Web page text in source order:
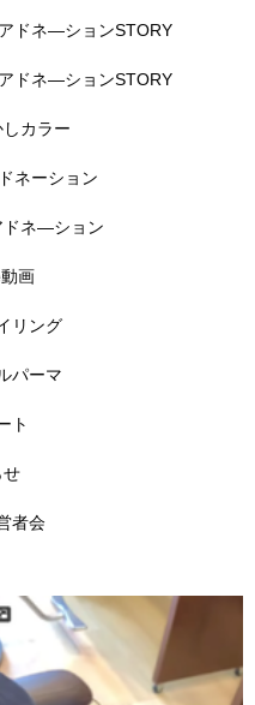
ドネ―ションSTORY
ドネ―ションSTORY
カラー
ネーション
ドネ―ション
画
リング
パーマ
ト
せ
者会